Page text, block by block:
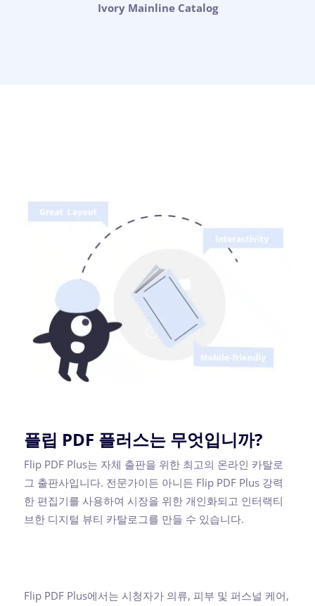
Ivory Mainline Catalog
플립 PDF 플러스는 무엇입니까?
Flip PDF Plus는 자체 출판을 위한 최고의 온라인 카탈로
그 출판사입니다. 전문가이든 아니든 Flip PDF Plus 강력
한 편집기를 사용하여 시장을 위한 개인화되고 인터랙티
브한 디지털 뷰티 카탈로그를 만들 수 있습니다.
Flip PDF Plus에서는 시청자가 의류, 피부 및 퍼스널 케어,